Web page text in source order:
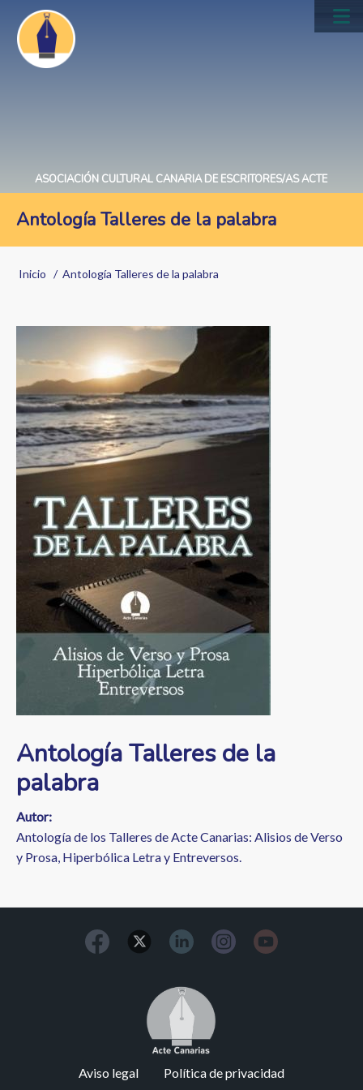
Pasar
contenido
principal
ASOCIACIÓN CULTURAL CANARIA DE ESCRITORES/AS ACTE
Antología Talleres de la palabra
Sobrescribir
de
ayuda
a
la
navegación
Inicio Antología Talleres de la palabra
Antología Talleres de la
palabra
Autor
Antología de los Talleres de Acte Canarias: Alisios de Verso
y Prosa, Hiperbólica Letra y Entreversos.
Image
Aviso legal Política de privacidad